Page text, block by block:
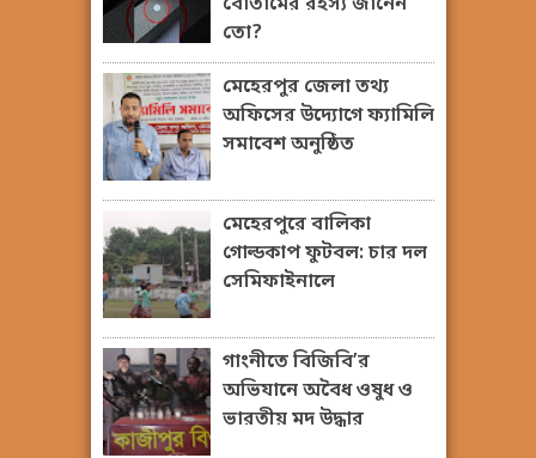
তো?
মেহেরপুর জেলা তথ্য
অফিসের উদ্যোগে ফ্যামিলি
সমাবেশ অনুষ্ঠিত
মেহেরপুরে বালিকা
গোল্ডকাপ ফুটবল: চার দল
সেমিফাইনালে
গাংনীতে বিজিবি’র
অভিযানে অবৈধ ওষুধ ও
ভারতীয় মদ উদ্ধার